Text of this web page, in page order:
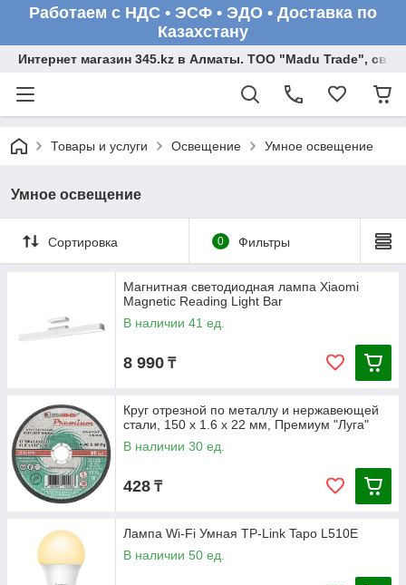
Работаем с НДС • ЭСФ • ЭДО • Доставка по
Казахстану
Интернет магазин 345.kz в Алматы. ТОО "Madu Trade",
Товары и услуги Освещение Умное освещение
Умное освещение
Сортировка 0 Фильтры
Магнитная светодиодная лампа Xiaomi
Magnetic Reading Light Bar
В наличии 41 ед.
8 990 ₸
Круг отрезной по металлу и нержавеющей
стали, 150 х 1.6 х 22 мм, Премиум "Луга"
В наличии 30 ед.
428 ₸
Лампа Wi-Fi Умная TP-Link Tapo L510E
В наличии 50 ед.